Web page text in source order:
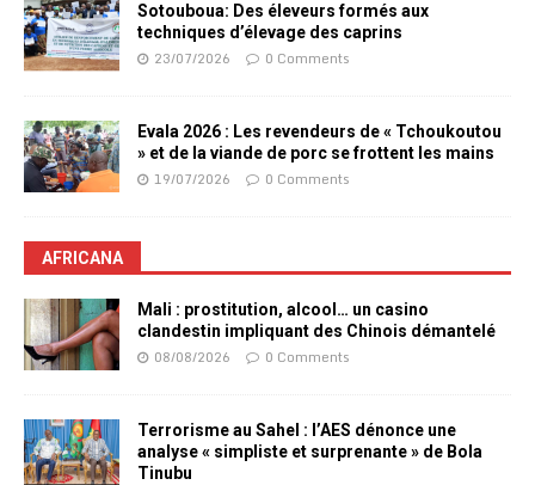
Sotouboua: Des éleveurs formés aux
techniques d’élevage des caprins
23/07/2026 0 Comments
Evala 2026 : Les revendeurs de « Tchoukoutou
» et de la viande de porc se frottent les mains
19/07/2026 0 Comments
AFRICANA
Mali : prostitution, alcool… un casino
clandestin impliquant des Chinois démantelé
08/08/2026 0 Comments
Terrorisme au Sahel : l’AES dénonce une
analyse « simpliste et surprenante » de Bola
Tinubu